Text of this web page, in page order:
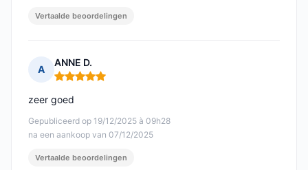
Vertaalde beoordelingen
A
ANNE D.
Opmerking: 5 van 5
Gepubliceerd op 19/12/2025 à 09h28
na een aankoop van 07/12/2025
zeer goed
Vertaalde beoordelingen